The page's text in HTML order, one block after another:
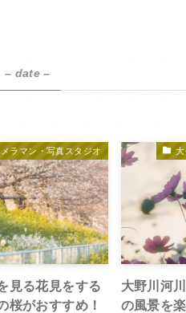
– date –
ラマン・写真スタジオ
見る花見をする
桜がおすすめ！
大野川河
の風景を